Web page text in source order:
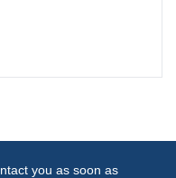
you as soon as